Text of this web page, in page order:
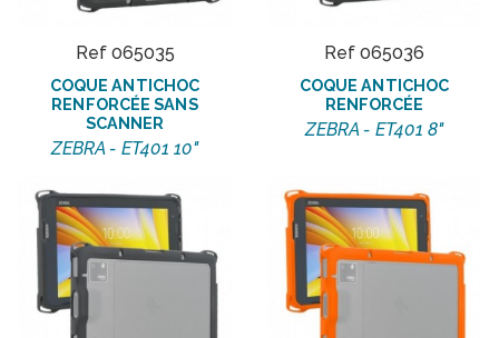
Ref 065035
COQUE ANTICHOC
RENFORCÉE SANS
SCANNER
ZEBRA - ET401 10"
Ref 065036
COQUE ANTICHOC
RENFORCÉE
ZEBRA - ET401 8"